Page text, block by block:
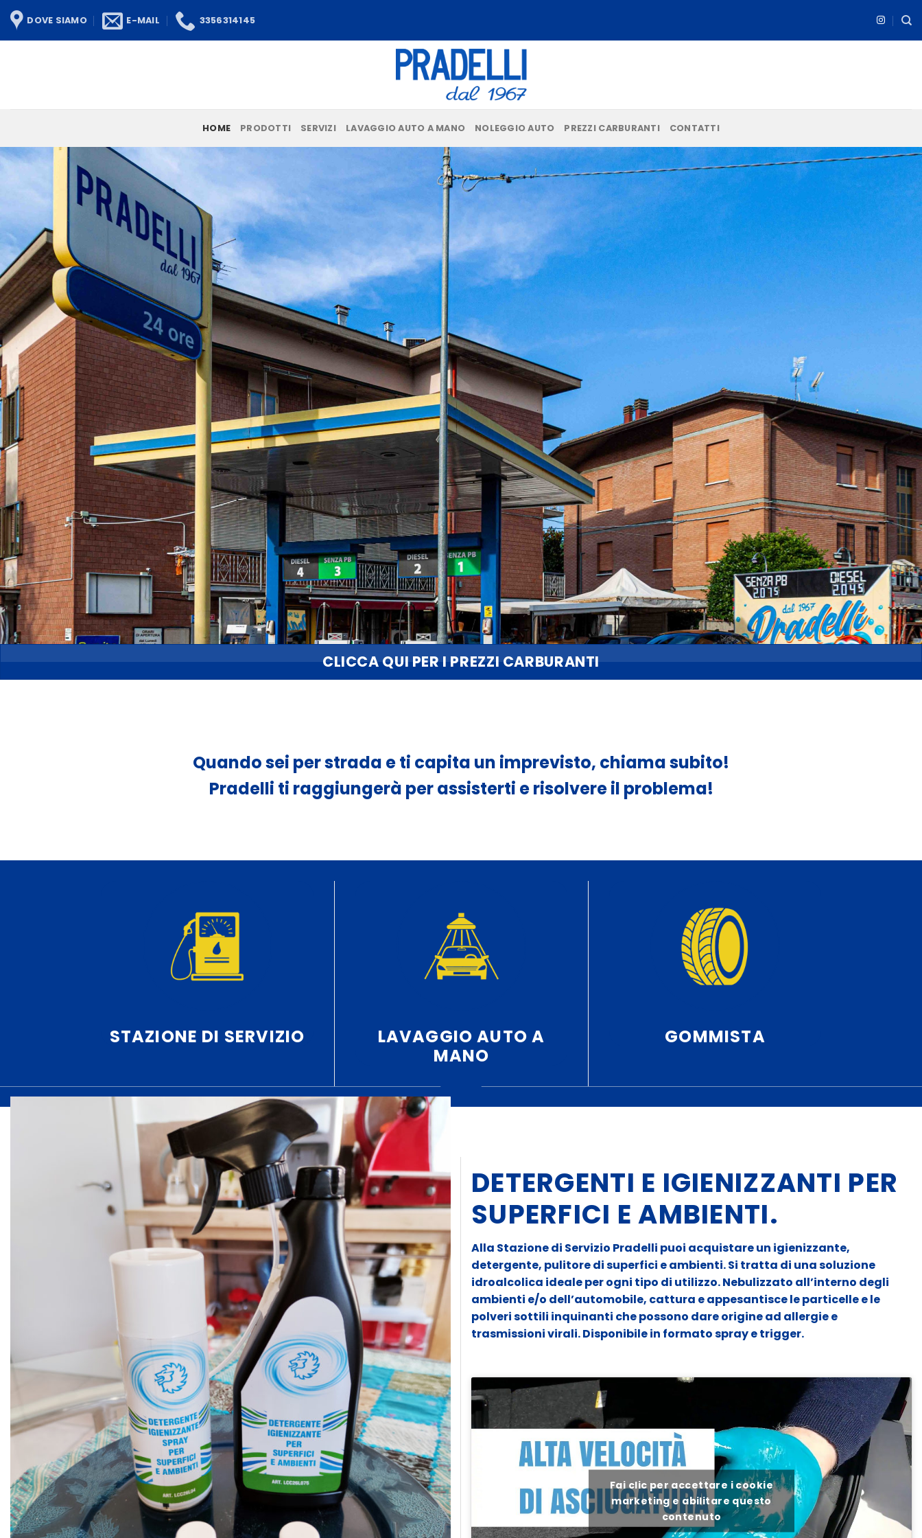
Salta
contenuti
DOVE SIAMO E-MAIL 3356314145
HOME PRODOTTI SERVIZI LAVAGGIO AUTO A MANO NOLEGGIO AUTO PREZZI CARBURANTI CONTATTI
CLICCA QUI PER I PREZZI CARBURANTI
Quando sei per strada e ti capita un imprevisto, chiama subito!
Pradelli ti raggiungerà per assisterti e risolvere il problema!
STAZIONE DI SERVIZIO
LAVAGGIO AUTO A
MANO
GOMMISTA
DETERGENTI E IGIENIZZANTI PER
SUPERFICI E AMBIENTI.
Alla Stazione di Servizio Pradelli puoi acquistare un igienizzante,
detergente, pulitore di superfici e ambienti. Si tratta di una soluzione
idroalcolica ideale per ogni tipo di utilizzo. Nebulizzato all’interno degli
ambienti e/o dell’automobile, cattura e appesantisce le particelle e le
polveri sottili inquinanti che possono dare origine ad allergie e
trasmissioni virali. Disponibile in formato spray e trigger.
Fai clic per accettare i cookie
marketing e abilitare questo
contenuto